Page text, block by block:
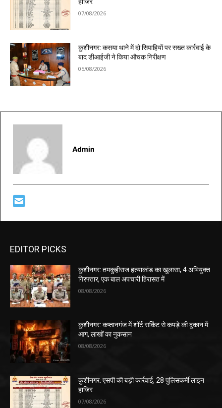
हाजिर
07/08/2026
कुशीनगर: कसया थाने में दो सिपाहियों पर सख्त कार्रवाई के
बाद डीआईजी ने किया औचक निरीक्षण
05/08/2026
Admin
EDITOR PICKS
कुशीनगर: तमकुहीराज हत्याकांड का खुलासा, 4 अभियुक्त
गिरफ्तार, एक बाल अपचारी हिरासत में
08/08/2026
कुशीनगर: कप्तानगंज में शॉर्ट सर्किट से कपड़े की दुकान में
आग, लाखों का नुकसान
08/08/2026
कुशीनगर: एसपी की बड़ी कार्रवाई, 28 पुलिसकर्मी लाइन
हाजिर
07/08/2026